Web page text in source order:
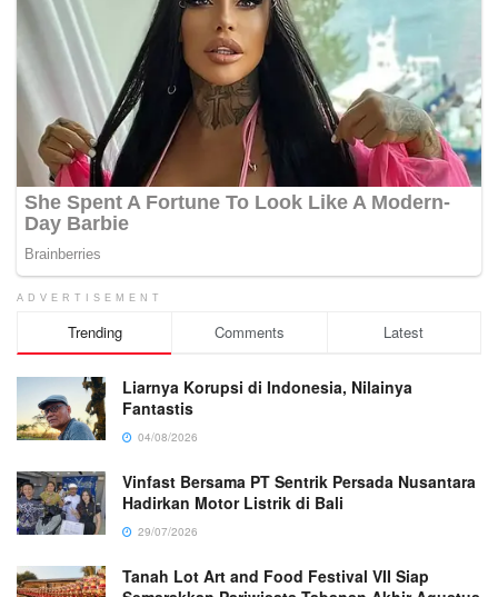
ADVERTISEMENT
Trending Comments Latest
Liarnya Korupsi di Indonesia, Nilainya
Fantastis
04/08/2026
Vinfast Bersama PT Sentrik Persada Nusantara
Hadirkan Motor Listrik di Bali
29/07/2026
Tanah Lot Art and Food Festival VII Siap